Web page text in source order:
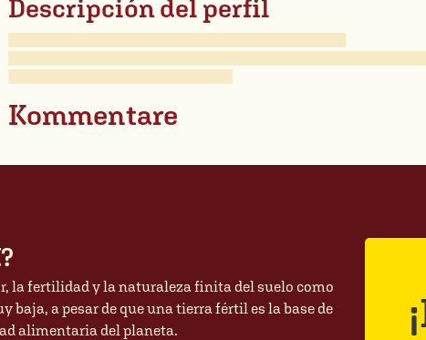
Descripción del perfil
Kommentare
la fertilidad y la naturaleza finita del suelo como
a pesar de que una tierra fértil es la base de
alimentaria del planeta.